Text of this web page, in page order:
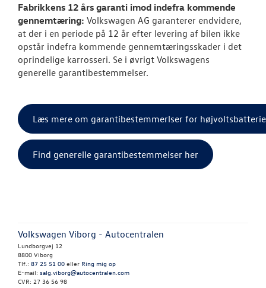
Fabrikkens 12 års garanti imod indefra kommende
gennemtæring: Volkswagen AG garanterer endvidere,
at der i en periode på 12 år efter levering af bilen ikke
opstår indefra kommende gennemtæringsskader i det
oprindelige karrosseri. Se i øvrigt Volkswagens
generelle garantibestemmelser.
Læs mere om garantibestemmerlser for
Find generelle garantibestemmelser her
Volkswagen Viborg - Autocentralen
Lundborgvej 12
8800 Viborg
Tlf.: 87 25 51 00 eller Ring mig op
E-mail: salg.viborg@autocentralen.com
CVR: 27 36 56 98